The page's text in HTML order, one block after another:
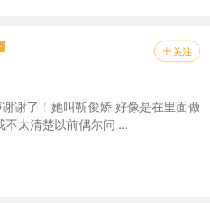
 关注
谢了！她叫靳俊娇 好像是在里面做
太清楚以前偶尔问 ...